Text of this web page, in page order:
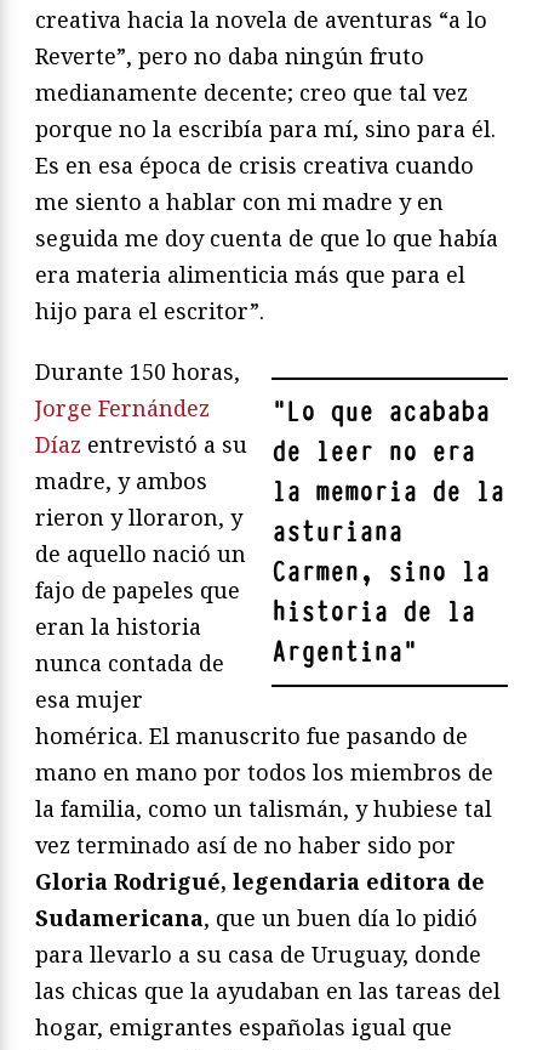
creativa hacia la novela de aventuras “a lo
Reverte”, pero no daba ningún fruto
medianamente decente; creo que tal vez
porque no la escribía para mí, sino para él.
Es en esa época de crisis creativa cuando
me siento a hablar con mi madre y en
seguida me doy cuenta de que lo que había
era materia alimenticia más que para el
hijo para el escritor”.
"Lo que acababa
de leer no era
la memoria de la
asturiana
Carmen, sino la
historia de la
Argentina"
Durante 150 horas,
Jorge Fernández
Díaz entrevistó a su
madre, y ambos
rieron y lloraron, y
de aquello nació un
fajo de papeles que
eran la historia
nunca contada de
esa mujer
homérica. El manuscrito fue pasando de
mano en mano por todos los miembros de
la familia, como un talismán, y hubiese tal
vez terminado así de no haber sido por
Gloria Rodrigué, legendaria editora de
Sudamericana, que un buen día lo pidió
para llevarlo a su casa de Uruguay, donde
las chicas que la ayudaban en las tareas del
hogar, emigrantes españolas igual que